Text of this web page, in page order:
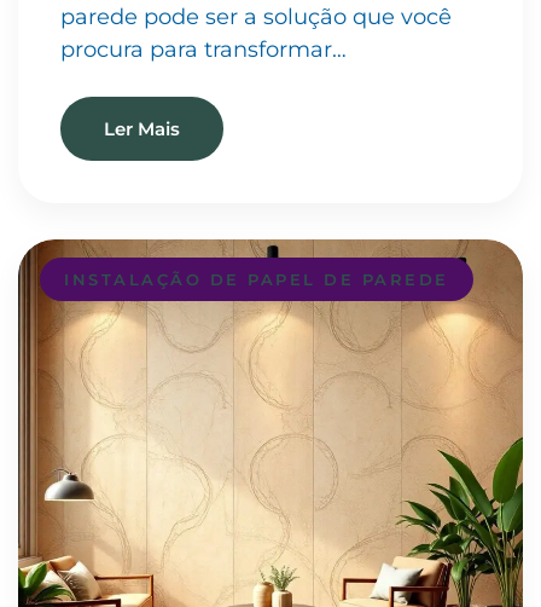
parede pode ser a solução que você
procura para transformar…
Ler Mais
INSTALAÇÃO DE PAPEL DE PAREDE